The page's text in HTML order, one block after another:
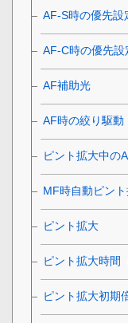
AF-S時の優先設
AF-C時の優先設
AF補助光
AF時の絞り駆動
ピント拡大中の
MF時自動ピン
ピント拡大
ピント拡大時間
ピント拡大初期